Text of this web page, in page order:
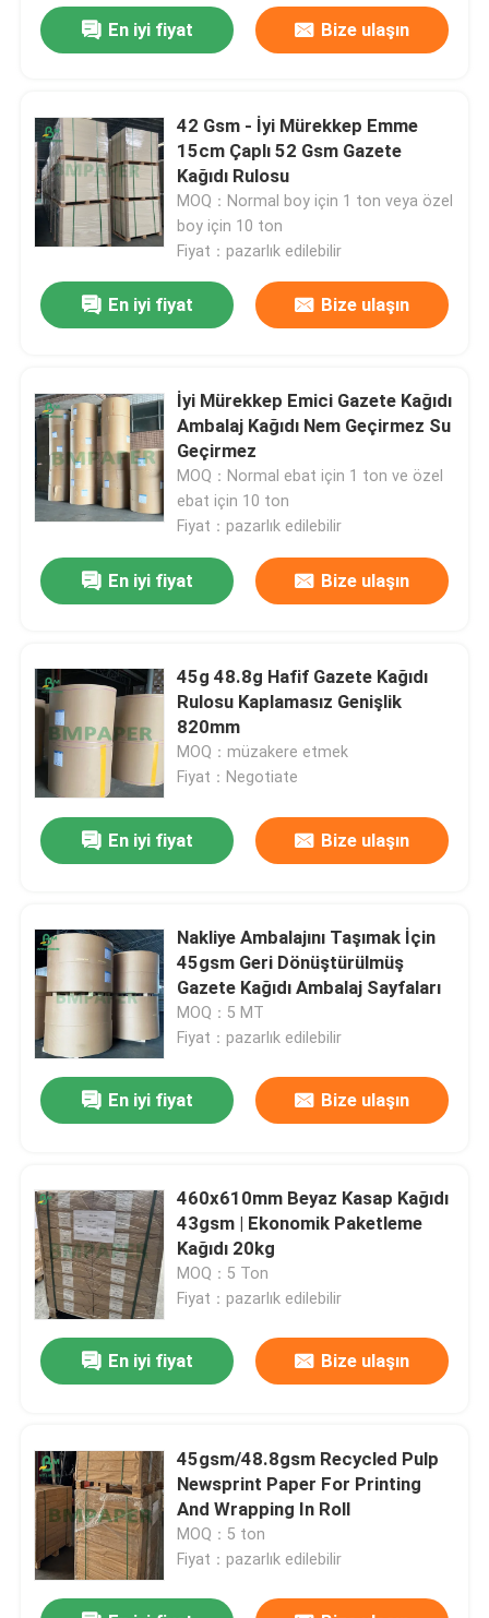
Ana sayfa
Ürünler
Hakkımızda
En iyi fiyat Bize ulaşın
42 Gsm - İyi Mürekkep Emme
15cm Çaplı 52 Gsm Gazete
Kağıdı Rulosu
MOQ：Normal boy için 1 ton veya özel
boy için 10 ton
Fiyat：pazarlık edilebilir
En iyi fiyat Bize ulaşın
İyi Mürekkep Emici Gazete Kağıdı
Ambalaj Kağıdı Nem Geçirmez Su
Geçirmez
MOQ：Normal ebat için 1 ton ve özel
ebat için 10 ton
Fiyat：pazarlık edilebilir
En iyi fiyat Bize ulaşın
45g 48.8g Hafif Gazete Kağıdı
Rulosu Kaplamasız Genişlik
820mm
MOQ：müzakere etmek
Fiyat：Negotiate
En iyi fiyat Bize ulaşın
Nakliye Ambalajını Taşımak İçin
45gsm Geri Dönüştürülmüş
Gazete Kağıdı Ambalaj Sayfaları
MOQ：5 MT
Fiyat：pazarlık edilebilir
En iyi fiyat Bize ulaşın
460x610mm Beyaz Kasap Kağıdı
43gsm | Ekonomik Paketleme
Kağıdı 20kg
MOQ：5 Ton
Fiyat：pazarlık edilebilir
En iyi fiyat Bize ulaşın
45gsm/48.8gsm Recycled Pulp
Newsprint Paper For Printing
And Wrapping In Roll
MOQ：5 ton
Fiyat：pazarlık edilebilir